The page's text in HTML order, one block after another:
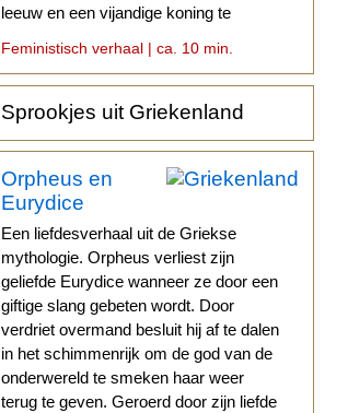
leeuw en een vijandige koning te
Feministisch verhaal | ca. 10 min.
Sprookjes uit Griekenland
Orpheus en
Eurydice
Een liefdesverhaal uit de Griekse
mythologie. Orpheus verliest zijn
geliefde Eurydice wanneer ze door een
giftige slang gebeten wordt. Door
verdriet overmand besluit hij af te dalen
in het schimmenrijk om de god van de
onderwereld te smeken haar weer
terug te geven. Geroerd door zijn liefde